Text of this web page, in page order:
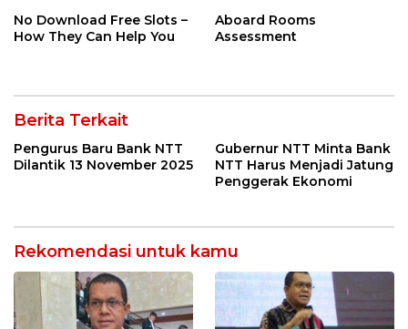
No Download Free Slots –
How They Can Help You
Aboard Rooms
Assessment
Berita Terkait
Pengurus Baru Bank NTT
Dilantik 13 November 2025
Gubernur NTT Minta Bank
NTT Harus Menjadi Jatung
Penggerak Ekonomi
Rekomendasi untuk kamu